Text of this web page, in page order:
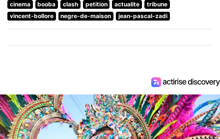
cinema booba clash petition actualite
tribune
vincent-bollore
negre-de-maison jean-pascal-zadi